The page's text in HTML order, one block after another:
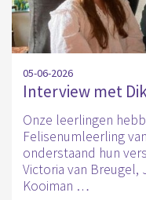
05-06-2026
Interview met
Onze leerlingen
Felisenumleerling
onderstaand hun
Victoria van Breugel,
Kooiman …